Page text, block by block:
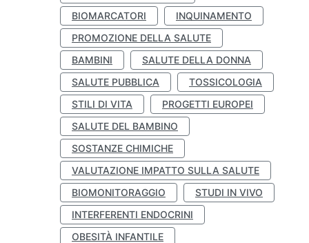
BIOMARCATORI
INQUINAMENTO
PROMOZIONE DELLA SALUTE
BAMBINI
SALUTE DELLA DONNA
SALUTE PUBBLICA
TOSSICOLOGIA
STILI DI VITA
PROGETTI EUROPEI
SALUTE DEL BAMBINO
SOSTANZE CHIMICHE
VALUTAZIONE IMPATTO SULLA SALUTE
BIOMONITORAGGIO
STUDI IN VIVO
INTERFERENTI ENDOCRINI
OBESITÀ INFANTILE